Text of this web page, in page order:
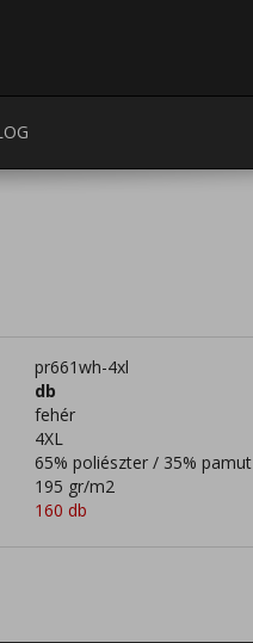
pr661wh-4xl
db
fehér
4XL
65% poliészter / 35% pamut
195 gr/m2
160 db